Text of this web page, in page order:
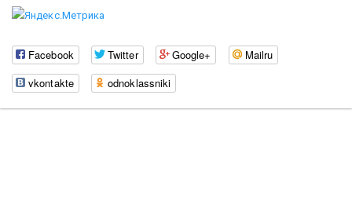
Facebook Twitter Google+
Mailru
vkontakte
odnoklassniki